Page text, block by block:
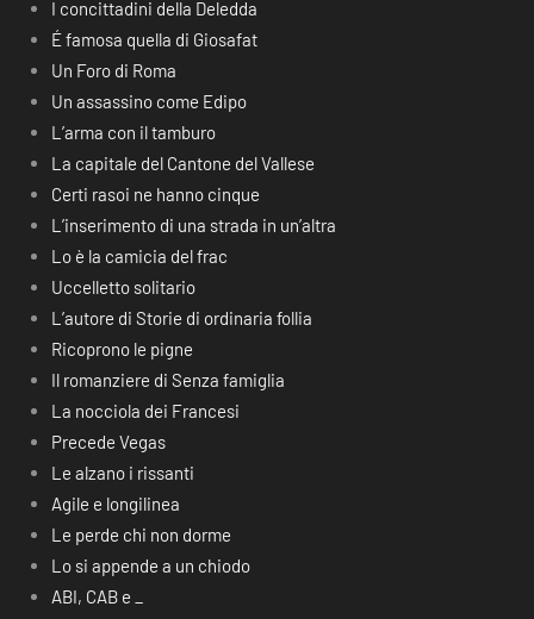
I concittadini della Deledda
É famosa quella di Giosafat
Un Foro di Roma
Un assassino come Edipo
L’arma con il tamburo
La capitale del Cantone del Vallese
Certi rasoi ne hanno cinque
L’inserimento di una strada in un’altra
Lo è la camicia del frac
Uccelletto solitario
L’autore di Storie di ordinaria follia
Ricoprono le pigne
Il romanziere di Senza famiglia
La nocciola dei Francesi
Precede Vegas
Le alzano i rissanti
Agile e longilinea
Le perde chi non dorme
Lo si appende a un chiodo
ABI, CAB e _